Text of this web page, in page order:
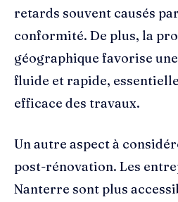
retards souvent causés
conformité. De plus, la
géographique favorise
fluide et rapide,
efficace des travaux.
Un autre aspect à
post-rénovation. Les
Nanterre sont plus